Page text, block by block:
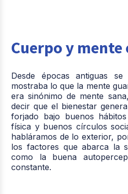
Cuerpo y
Desde épocas antiguas
mostraba lo que la mente
era sinónimo de mente
decir que el bienestar
forjado bajo buenos
física y buenos círculos
habláramos de lo exterior,
los factores que abarca la
como la buena
constante.